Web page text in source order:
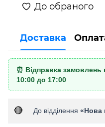
До обраного
Доставка
⏰ Відправка замовлень
10:00 до 17:00
🔴 До відділення «Нова